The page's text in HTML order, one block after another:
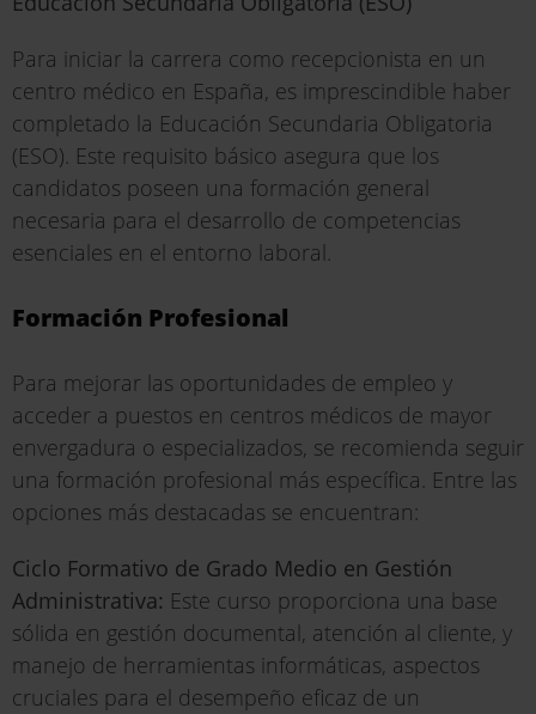
Para iniciar la carrera como recepcionista en un
centro médico en España, es imprescindible haber
completado la Educación Secundaria Obligatoria
(ESO). Este requisito básico asegura que los
candidatos poseen una formación general
necesaria para el desarrollo de competencias
esenciales en el entorno laboral.
Formación Profesional
Para mejorar las oportunidades de empleo y
acceder a puestos en centros médicos de mayor
envergadura o especializados, se recomienda seguir
una formación profesional más específica. Entre las
opciones más destacadas se encuentran:
Ciclo Formativo de Grado Medio en Gestión
Administrativa: Este curso proporciona una base
sólida en gestión documental, atención al cliente, y
manejo de herramientas informáticas, aspectos
cruciales para el desempeño eficaz de un